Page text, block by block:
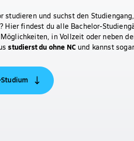
studieren und suchst den
Hier findest du alle Bachelor-
in Vollzeit oder neben
studierst du ohne NCund kannst